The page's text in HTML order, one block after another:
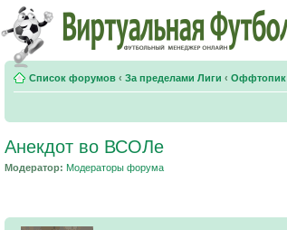
Список форумов ‹ За пределами Лиги ‹ Оффтопик
Анекдот во ВСОЛе
Модератор: Модераторы форума